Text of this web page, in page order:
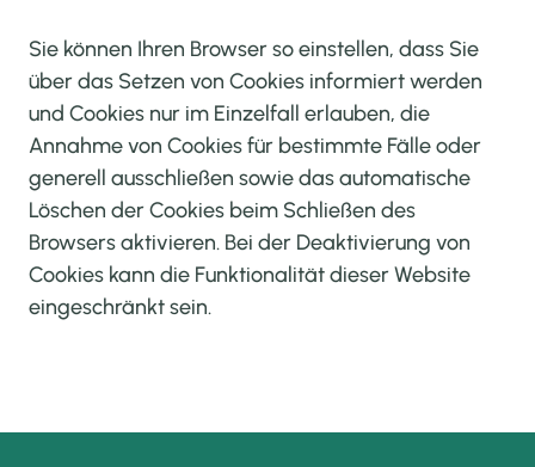
Sie können Ihren Browser so einstellen, dass Sie
über das Setzen von Cookies informiert werden
und Cookies nur im Einzelfall erlauben, die
Annahme von Cookies für bestimmte Fälle oder
generell ausschließen sowie das automatische
Löschen der Cookies beim Schließen des
Browsers aktivieren. Bei der Deaktivierung von
Cookies kann die Funktionalität dieser Website
eingeschränkt sein.